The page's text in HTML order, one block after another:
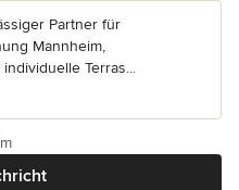
Partner für
Mannheim,
Terras...